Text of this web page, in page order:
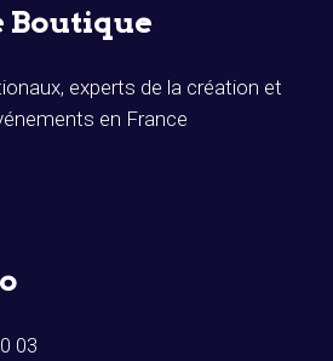
Boutique
experts de la création et
en France
03